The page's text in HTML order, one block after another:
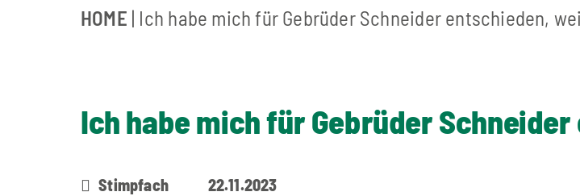
HOME | Ich habe mich für Gebrüder Schneider entschieden,
Ich habe mich für Gebrüder
Stimpfach 22.11.2023